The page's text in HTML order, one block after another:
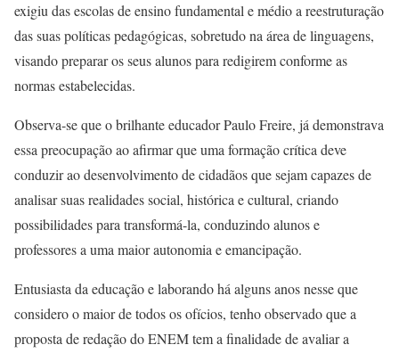
exigiu das escolas de ensino fundamental e médio a reestruturação
das suas políticas pedagógicas, sobretudo na área de linguagens,
visando preparar os seus alunos para redigirem conforme as
normas estabelecidas.
Observa-se que o brilhante educador Paulo Freire, já demonstrava
essa preocupação ao afirmar que uma formação crítica deve
conduzir ao desenvolvimento de cidadãos que sejam capazes de
analisar suas realidades social, histórica e cultural, criando
possibilidades para transformá-la, conduzindo alunos e
professores a uma maior autonomia e emancipação.
Entusiasta da educação e laborando há alguns anos nesse que
considero o maior de todos os ofícios, tenho observado que a
proposta de redação do ENEM tem a finalidade de avaliar a